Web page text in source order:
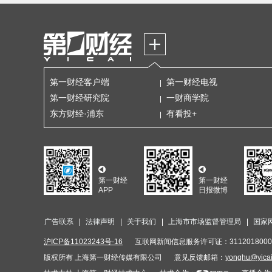
第一财经客户端 第一财经电视
第一财经研究院
一财商学院
东方财经·浦东
有看投+
第一财经
APP
第一财经
日报微博
广告联系 法律声明 关于我们 上海市市场监督管理局 国家
沪ICP备11023243号-16 互联网新闻信息服务许可证：
版权所有 上海第一财经传媒有限公司
意见反馈邮箱：